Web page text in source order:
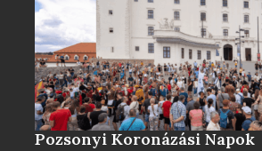
Pozsonyi Koronázási Napok